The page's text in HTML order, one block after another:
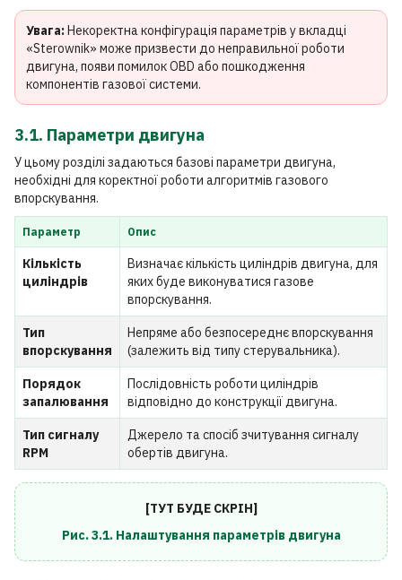
Увага: Некоректна конфігурація параметрів у вкладці
«Sterownik» може призвести до неправильної роботи
двигуна, появи помилок OBD або пошкодження
компонентів газової системи.
3.1. Параметри двигуна
У цьому розділі задаються базові параметри двигуна,
необхідні для коректної роботи алгоритмів газового
впорскування.
Параметр Опис
Кількість
циліндрів
Визначає кількість циліндрів двигуна, для
яких буде виконуватися газове
впорскування.
Тип
впорскування
Непряме або безпосереднє впорскування
(залежить від типу стерувальника).
Порядок
запалювання
Послідовність роботи циліндрів
відповідно до конструкції двигуна.
Тип сигналу
RPM
Джерело та спосіб зчитування сигналу
обертів двигуна.
[ТУТ БУДЕ СКРІН]
Рис. 3.1. Налаштування параметрів двигуна